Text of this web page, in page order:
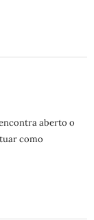
aberto o
como